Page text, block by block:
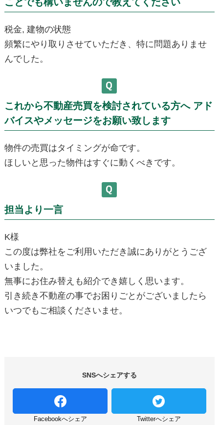
税金, 建物の状態
頻繁にやり取りさせていただき、特に問題ありませ
んでした。
これから不動産売買を検討されている方へ アド
バイスやメッセージをお願い致します
物件の売買はタイミングが命です。
ほしいと思った物件はすぐに動くべきです。
担当より一言
K様
この度は弊社をご利用いただき誠にありがとうござ
いました。
無事にお住み替えも紹介でき嬉しく思います。
引き続き不動産の事でお困りごとがございましたら
いつでもご相談くださいませ。
SNSへシェアする
Facebookへシェア Twitterへシェア